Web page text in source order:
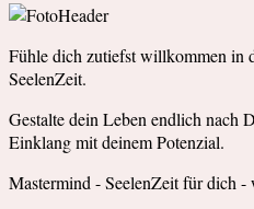
Fühle dich zutiefst willkommen in
SeelenZeit.
Gestalte dein Leben endlich nach
Einklang mit deinem Potenzial.
Mastermind - SeelenZeit für dich -